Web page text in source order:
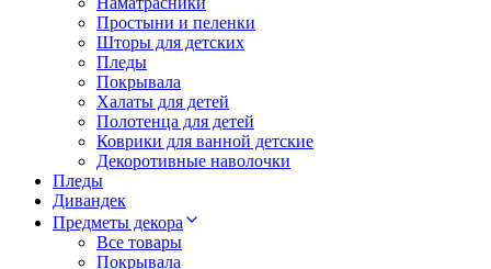
Простыни и пеленки
Шторы для детских
Пледы
Покрывала
Халаты для детей
Полотенца для детей
Коврики для ванной детские
Декоротивные наволочки
Пледы
Дивандек
Предметы декора
Все товары
Покрывала